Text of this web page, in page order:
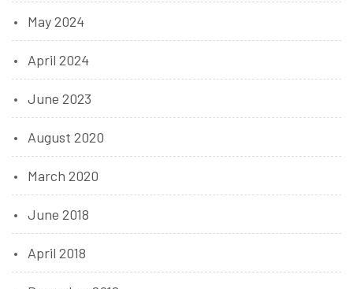
May 2024
April 2024
June 2023
August 2020
March 2020
June 2018
April 2018